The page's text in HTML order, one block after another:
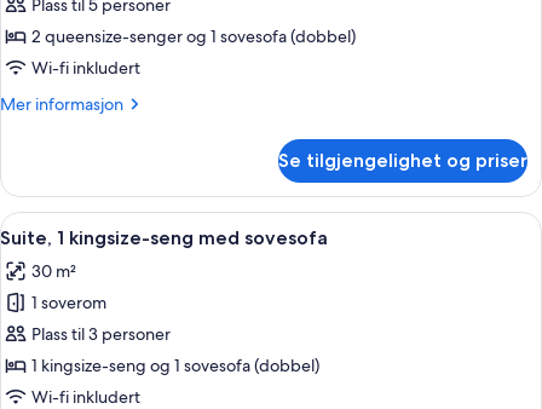
Suite,
flere
senger
Plass til 5 personer
2 queensize-senger og 1 sovesofa (dobbel)
Wi-fi inkludert
Mer informasjon
Mer
flere
senger
Se tilgjengelighet og priser
Åpne
alle
bildene
av
Suite,
1
kingsize-
Suite, 1 kingsize-seng med
7
Suite, 1 kingsize-seng med sovesofa
30 m²
1 soverom
Plass til 3 personer
1 kingsize-seng og 1 sovesofa (dobbel)
Wi-fi inkludert